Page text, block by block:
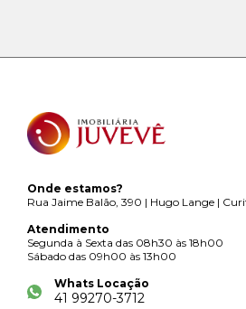
Onde estamos?
Rua Jaime Balão, 390 | Hugo Lange |
Atendimento
Segunda à Sexta das 08h30 às 18h00
Sábado das 09h00 às 13h00
Whats Locação
41 99270-3712